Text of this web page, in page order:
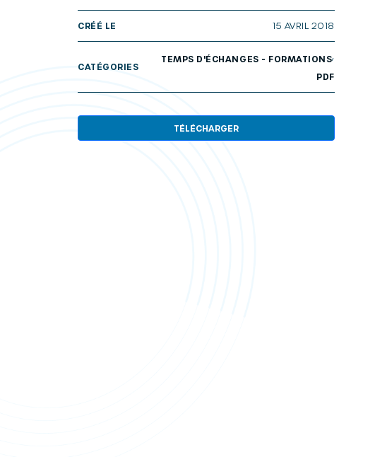
CRÉÉ LE 15 AVRIL 2018
CATÉGORIES
TEMPS D'ÉCHANGES - FORMATIONS,
PDF
TÉLÉCHARGER